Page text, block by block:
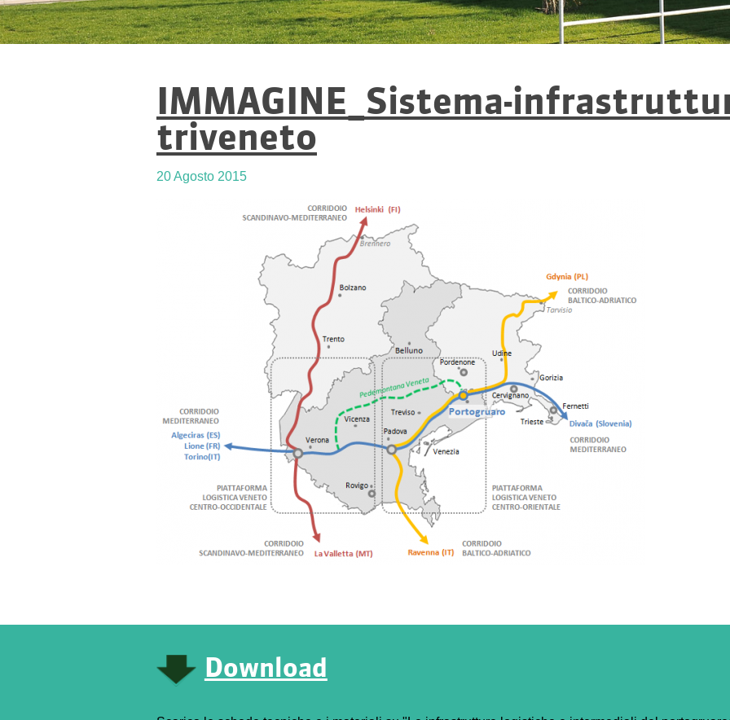
IMMAGINE_Sistema-
triveneto
20 Agosto 2015
Download